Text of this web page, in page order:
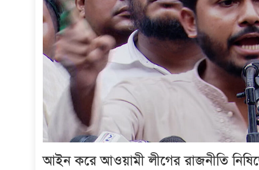
আইন করে আওয়ামী লীগের রাজনীতি